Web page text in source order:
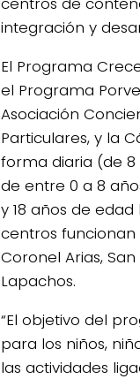
integración y
El Programa
el Programa
Asociación
Particulares, y la
forma diaria (de 8
de entre 0 a 8
y 18 años de
centros funcionan
Coronel Arias,
Lapachos.
“El objetivo del
para los niños,
las actividades